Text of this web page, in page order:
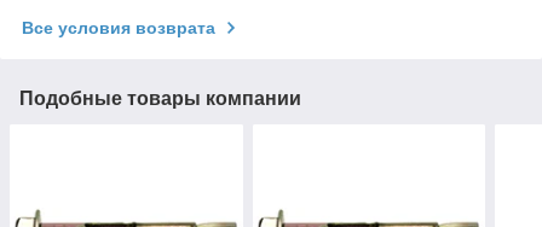
Все условия возврата
Подобные товары компании